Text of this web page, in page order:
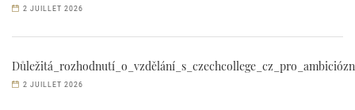
2 JUILLET 2026
2 JUILLET 2026